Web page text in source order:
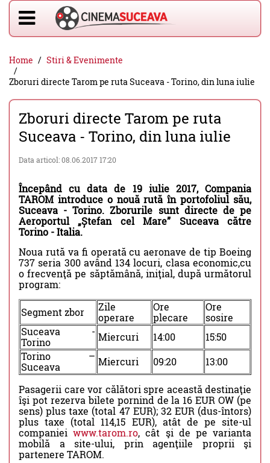
Home
Stiri & Evenimente
Zboruri directe Tarom pe ruta Suceava - Torino, din luna iulie
Zboruri directe Tarom pe ruta
Suceava - Torino, din luna iulie
Data articol: 08.06.2017 17:20
Începând cu data de 19 iulie 2017, Compania
TAROM introduce o nouă rută în portofoliul său,
Suceava - Torino. Zborurile sunt directe de pe
Aeroportul „Ștefan cel Mare” Suceava către
Torino - Italia.
Noua rută va fi operată cu aeronave de tip Boeing
737 seria 300 având 134 locuri, clasa economic,cu
o frecvenţă pe săptămână, iniţial, după următorul
program:
Segment zbor
Zile
operare
Ore
plecare
Ore
sosire
Suceava -
Torino
Miercuri 14:00
15:50
Torino –
Suceava
Miercuri 09:20 13:00
Pasagerii care vor călători spre această destinaţie
îşi pot rezerva bilete pornind de la 16 EUR OW (pe
sens) plus taxe (total 47 EUR); 32 EUR (dus-întors)
plus taxe (total 114,15 EUR), atât de pe site-ul
companieiwww.tarom.ro, cât şi de pe varianta
mobilă a site-ului, prin agenţiile proprii şi
partenere TAROM.